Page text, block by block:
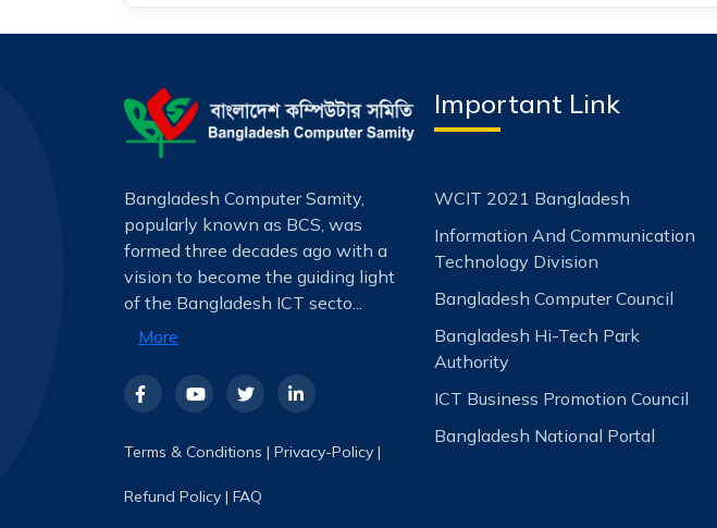
Bangladesh Computer Samity,
popularly known as BCS, was
formed three decades ago with a
vision to become the guiding light
of the Bangladesh ICT secto...
More
Terms & Conditions | Privacy-Policy |
Refund Policy | FAQ
Important Link
WCIT 2021 Bangladesh
Information And Communication
Technology Division
Bangladesh Computer Council
Bangladesh Hi-Tech Park
Authority
ICT Business Promotion Council
Bangladesh National Portal